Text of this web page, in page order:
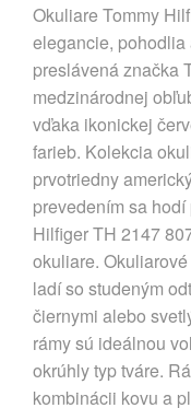
Okuliare Tommy
elegancie, pohodlia
preslávená značka
medzinárodnej
vďaka ikonickej
farieb. Kolekcia
prvotriedny
prevedením sa
Hilfiger TH 2147
okuliare.
ladí so studeným
čiernymi alebo
rámy sú ideálnou
okrúhly typ tváre.
kombinácii kovu a